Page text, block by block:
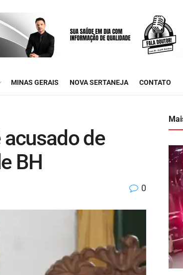
MINAS GERAIS NOVA SERTANEJA CONTATO
de
BH
0